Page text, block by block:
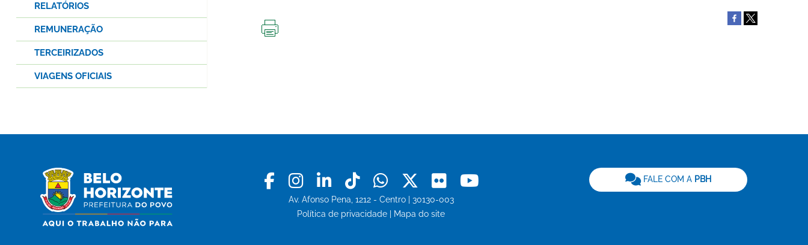
RELATÓRIOS
REMUNERAÇÃO
TERCEIRIZADOS
VIAGENS OFICIAIS
Facebook
Instagram
LinkedinTiktokWhatsapp
X Flickr
Av. Afonso Pena, 1212 - Centro | 30130-003
Política de privacidade
Mapa do site
FALE COM A PBH